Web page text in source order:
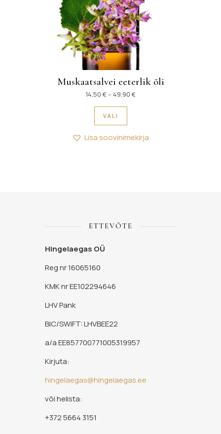
Muskaatsalvei eeterlik õli
14,50 €–49,90 €Hinnavahemik: 14,50 € kuni
VALI
Sellel tootel on mitu
Lisa soovinimekirja
ETTEVÕTE
Hingelaegas OÜ
Reg nr 16065160
KMK nr EE102294646
LHV Pank
BIC/SWIFT: LHVBEE22
a/a EE857700771005319957
Kirjuta:
hingelaegas@hingelaegas.ee
või helista:
+372 5664 3151